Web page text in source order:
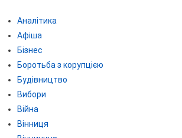
Аналітика
Афіша
Бізнес
Боротьба з корупцією
Будівництво
Вибори
Війна
Вінниця